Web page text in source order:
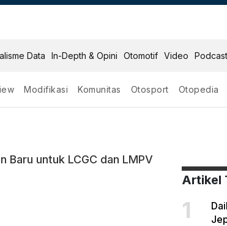
Data In-Depth & Opini Otomotif Video Podcast
Modifikasi Komunitas Otosport Otopedia
Baru untuk LCGC dan LMPV
Artikel
1